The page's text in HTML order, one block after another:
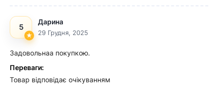
5
Дарина
29 Грудня, 2025
Задовольнаа покупкою.
Переваги:
Товар відповідає очікуванням